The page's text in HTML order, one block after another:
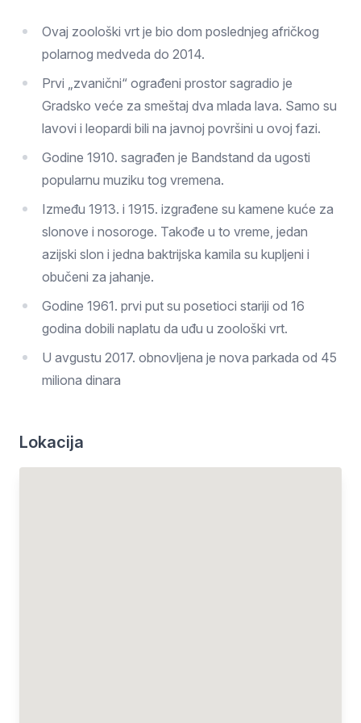
Ovaj zoološki vrt je bio dom poslednjeg afričkog
polarnog medveda do 2014.
Prvi „zvanični“ ograđeni prostor sagradio je
Gradsko veće za smeštaj dva mlada lava. Samo su
lavovi i leopardi bili na javnoj površini u ovoj fazi.
Godine 1910. sagrađen je Bandstand da ugosti
popularnu muziku tog vremena.
Između 1913. i 1915. izgrađene su kamene kuće za
slonove i nosoroge. Takođe u to vreme, jedan
azijski slon i jedna baktrijska kamila su kupljeni i
obučeni za jahanje.
Godine 1961. prvi put su posetioci stariji od 16
godina dobili naplatu da uđu u zoološki vrt.
U avgustu 2017. obnovljena je nova parkada od 45
miliona dinara
Lokacija